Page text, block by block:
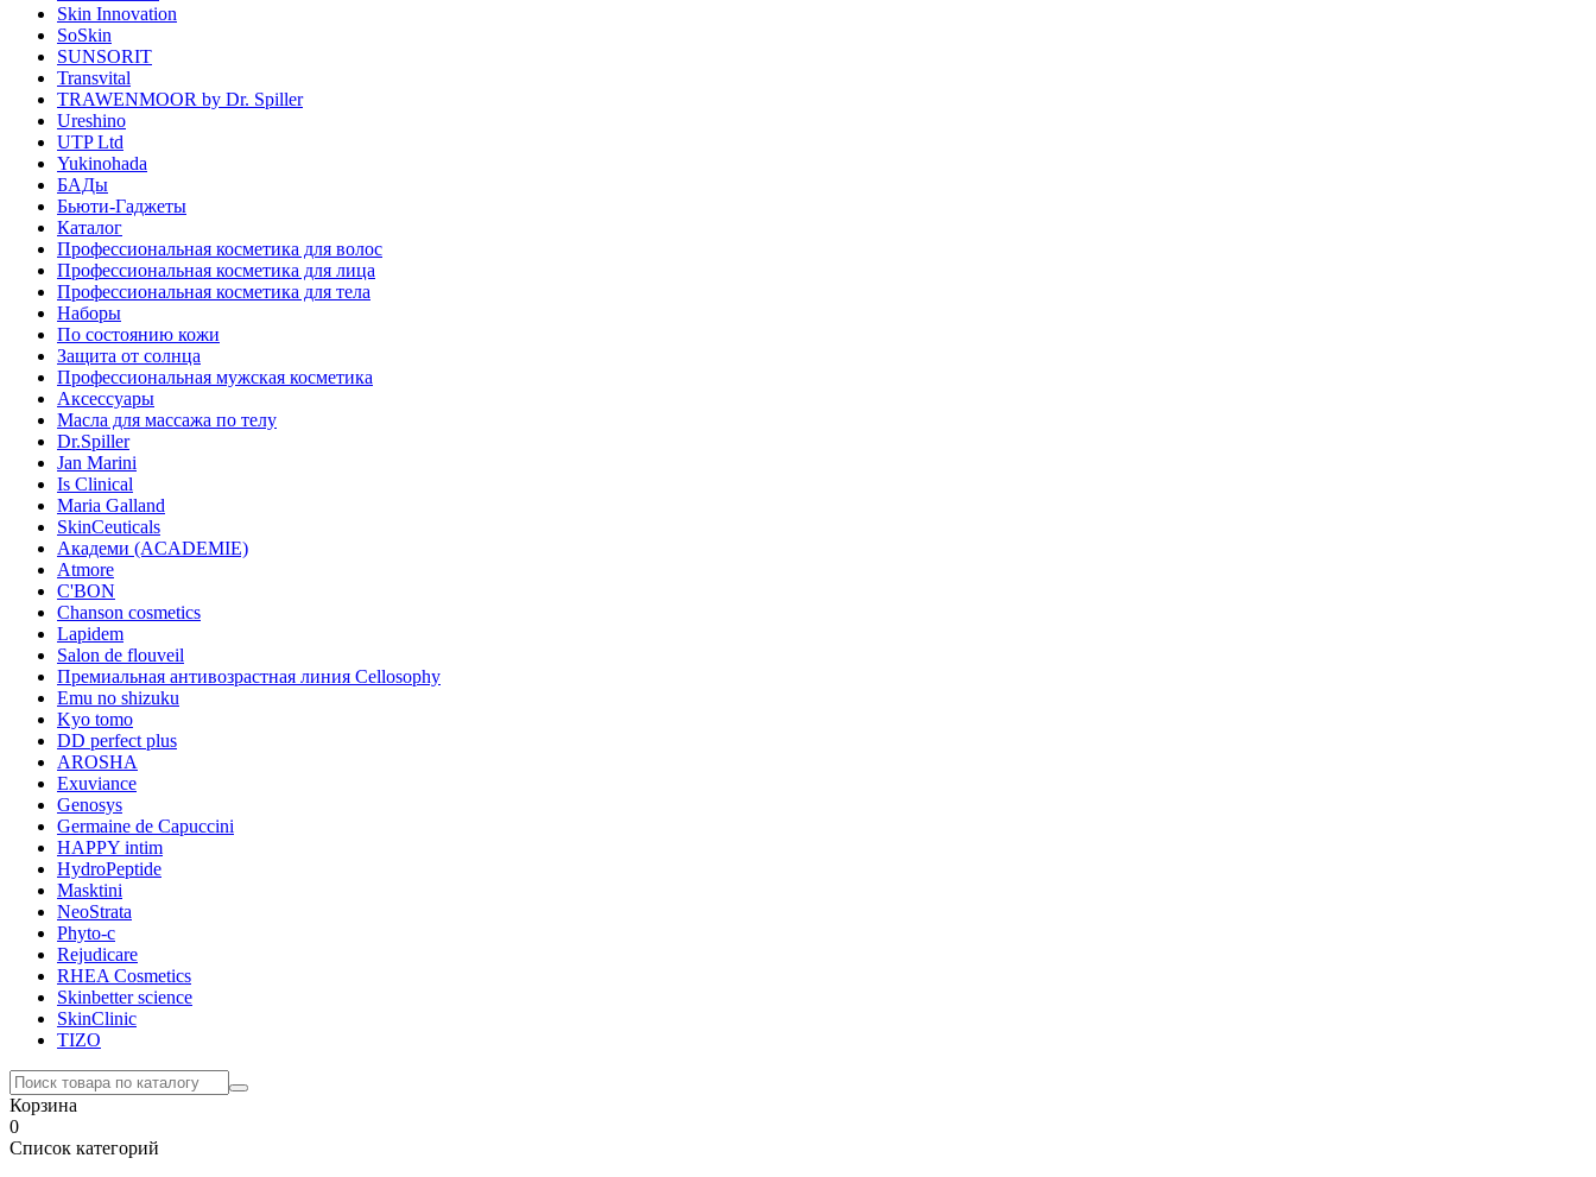
Skin Innovation
SoSkin
SUNSORIT
Transvital
TRAWENMOOR by Dr. Spiller
Ureshino
UTP Ltd
Yukinohada
БАДы
Бьюти-Гаджеты
Каталог
Профессиональная косметика для волос
Профессиональная косметика для лица
Профессиональная косметика для тела
Наборы
По состоянию кожи
Защита от солнца
Профессиональная мужская косметика
Аксессуары
Масла для массажа по телу
Dr.Spiller
Jan Marini
Is Clinical
Maria Galland
SkinCeuticals
Академи (ACADEMIE)
Atmore
C'BON
Chanson cosmetics
Lapidem
Salon de flouveil
Премиальная антивозрастная линия Cellosophy
Emu no shizuku
Kyo tomo
DD perfect plus
AROSHA
Exuviance
Genosys
Germaine de Capuccini
HAPPY intim
HydroPeptide
Masktini
NeoStrata
Phyto-c
Rejudicare
RHEA Cosmetics
Skinbetter science
SkinСlinic
TIZO
Корзина
0
Список категорий